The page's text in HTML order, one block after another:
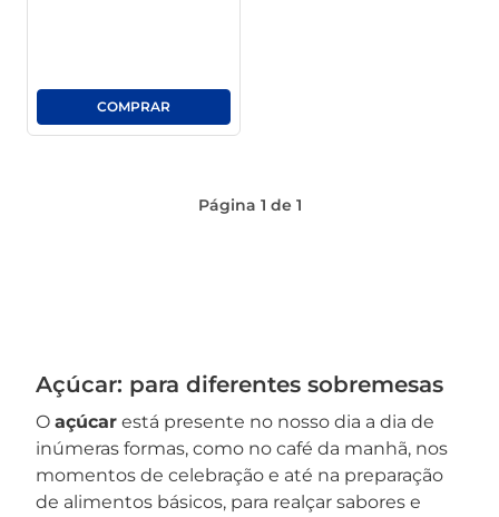
Página 1 de 1
Açúcar: para diferentes sobremesas
O açúcar está presente no nosso dia a dia de
inúmeras formas, como no café da manhã, nos
momentos de celebração e até na preparação
de alimentos básicos, para realçar sabores e